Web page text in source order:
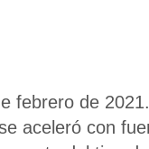
febrero de
aceleró con